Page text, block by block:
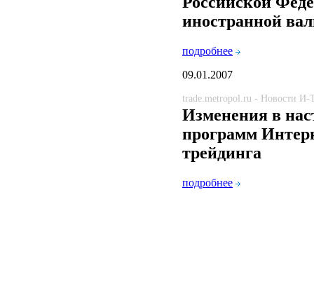
иностранной
подробнее
09.01.2007
trade.metropol.ru - Новости И-
Изменения в
программ
трейдинга
подробнее